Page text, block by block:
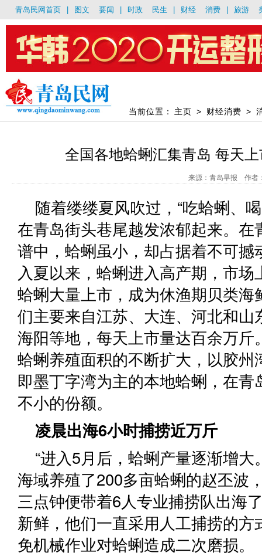
青岛民网首页 图文 要闻 时政 民生 财经 消费 旅游
当前位置： 主页 > 财经消费 >
全国各地蛤蜊汇集青岛 每天
来源：青岛早报 作者
随着缕缕夏风吹过，“吃蛤蜊、
在青岛街头巷尾越发浓郁起来。在
谱中，蛤蜊虽小，却占据着不可撼
入夏以来，蛤蜊进入高产期，市场
蛤蜊大量上市，成为休渔期贝类海
们主要来自江苏、大连、河北和山
海阳等地，每天上市量达百余万斤
蛤蜊养殖面积的不断扩大，以胶州
即墨丁字湾为主的本地蛤蜊，在青
不小的份额。
凌晨出海6小时捕捞近万斤
“进入5月后，蛤蜊产量逐渐增大
海域养殖了200多亩蛤蜊的赵丕波
三点钟便带着6人专业捕捞队出海
新鲜，他们一直采用人工捕捞的方
免机械作业对蛤蜊造成二次磨损。